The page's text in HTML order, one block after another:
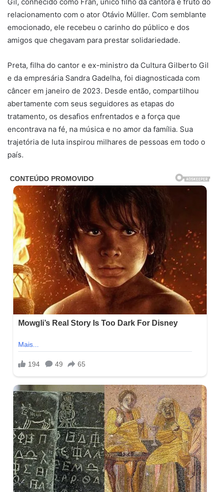
relacionamento com o ator Otávio Müller. Com semblante
emocionado, ele recebeu o carinho do público e dos
amigos que chegavam para prestar solidariedade.
Preta, filha do cantor e ex-ministro da Cultura Gilberto Gil
e da empresária Sandra Gadelha, foi diagnosticada com
câncer em janeiro de 2023. Desde então, compartilhou
abertamente com seus seguidores as etapas do
tratamento, os desafios enfrentados e a força que
encontrava na fé, na música e no amor da família. Sua
trajetória de luta inspirou milhares de pessoas em todo o
país.